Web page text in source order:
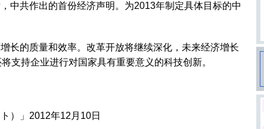
中共作出的首份经济声明。为2013年制定具体目标的中
长的质量和效率。改革开放将继续深化，未来经济增长
支持企业进行对国家具有重要意义的科技创新。
）」2012年12月10日